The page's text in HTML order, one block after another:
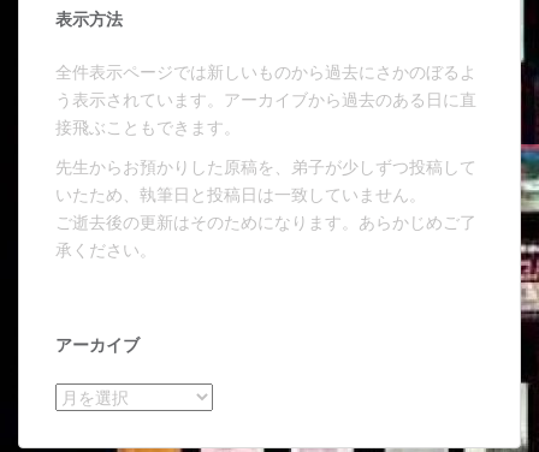
表示方法
全件表示ページでは新しいものから過去にさかのぼるよ
う表示されています。アーカイブから過去のある日に直
接飛ぶこともできます。
先生からお預かりした原稿を、弟子が少しずつ投稿して
いたため、執筆日と投稿日は一致していません。
ご逝去後の更新はそのためになります。あらかじめご了
承ください。
アーカイブ
アーカイブ